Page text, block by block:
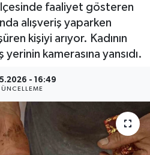
faaliyet gösteren
alışveriş yaparken
kişiyi arıyor. Kadının
yerinin kamerasına yansıdı.
- 16:49